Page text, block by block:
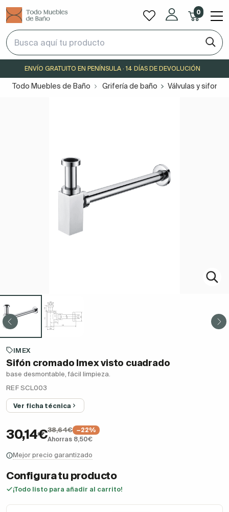
0
ENVÍO GRATUITO EN PENÍNSULA · 14 DÍAS DE DEVOLUCIÓN
Todo Muebles de Baño Grifería de baño Válvulas y sifones
IMEX
Sifón cromado Imex visto cuadrado
base desmontable, fácil limpieza.
REF SCL003
Ver ficha técnica
30,14€38,64€
−22%
Ahorras 8,50€
Mejor precio garantizado
Configura tu producto
¡Todo listo para añadir al carrito!